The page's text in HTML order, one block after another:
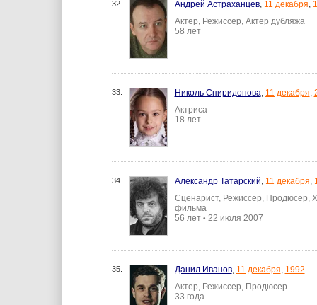
32. Андрей Астраханцев, 11 декабря,
Актер, Режиссер, Актер дубляжа
58 лет
33. Николь Спиридонова, 11 декабря,
Актриса
18 лет
34. Александр Татарский, 11 декабря,
Сценарист, Режиссер, Продюсер,
фильма
56 лет • 22 июля 2007
35. Данил Иванов, 11 декабря, 1992
Актер, Режиссер, Продюсер
33 года